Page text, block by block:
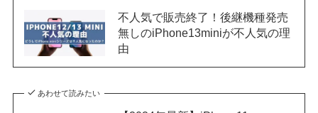
不人気で販売終了！後継機種発売
無しのiPhone13miniが不人気の理
由
あわせて読みたい